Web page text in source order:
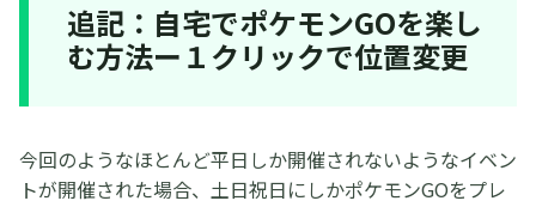
追記：自宅でポケモンGOを楽し
む方法ー１クリックで位置変更
今回のようなほとんど平日しか開催されないようなイベン
トが開催された場合、土日祝日にしかポケモンGOをプレ